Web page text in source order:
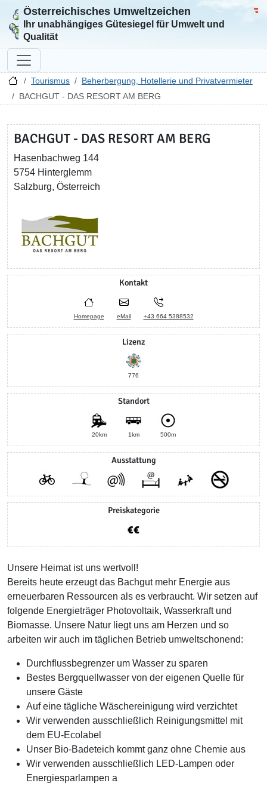
Zur Startseite
Österreichisches Umweltzeichen
Ihr unabhängiges Gütesiegel für Umwelt und
Qualität
Tourismus
Beherbergung, Hotellerie und Privatvermieter
BACHGUT - DAS RESORT AM BERG
BACHGUT - DAS RESORT AM BERG
Hasenbachweg 144
5754 Hinterglemm
Salzburg, Österreich
Kontakt
Homepage eMail +43 664 5388532
Lizenz
776
Standort
20km 1km 500m
Ausstattung
Preiskategorie
Unsere Heimat ist uns wertvoll!
Bereits heute erzeugt das Bachgut mehr Energie aus
erneuerbaren Ressourcen als es verbraucht. Wir setzen auf
folgende Energieträger Photovoltaik, Wasserkraft und
Biomasse. Unsere Natur liegt uns am Herzen und so
arbeiten wir auch im täglichen Betrieb umweltschonend:
Durchflussbegrenzer um Wasser zu sparen
Bestes Bergquellwasser von der eigenen Quelle für
unsere Gäste
Auf eine tägliche Wäschereinigung wird verzichtet
Wir verwenden ausschließlich Reinigungsmittel mit
dem EU-Ecolabel
Unser Bio-Badeteich kommt ganz ohne Chemie aus
Wir verwenden ausschließlich LED-Lampen oder
Energiesparlampen a